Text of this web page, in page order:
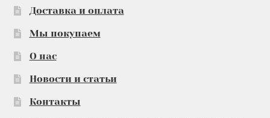
Доставка и оплата
Мы покупаем
О нас
Новости и статьи
Контакты